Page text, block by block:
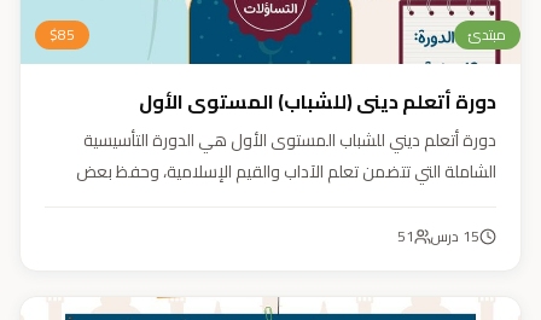
مبتدئ $85
دورة أتعلم ديني (للشباب) المستوى الأول
دورة أتعلم ديني للشباب المستوى الأول هي الدورة التأسيسية
الشاملة التي تتضمن تعلم الآداب والقيم الإسلامية، وحفظ بعض
السيرة النبوية (فقه، عقيدة، سيرة).
15 درس 51